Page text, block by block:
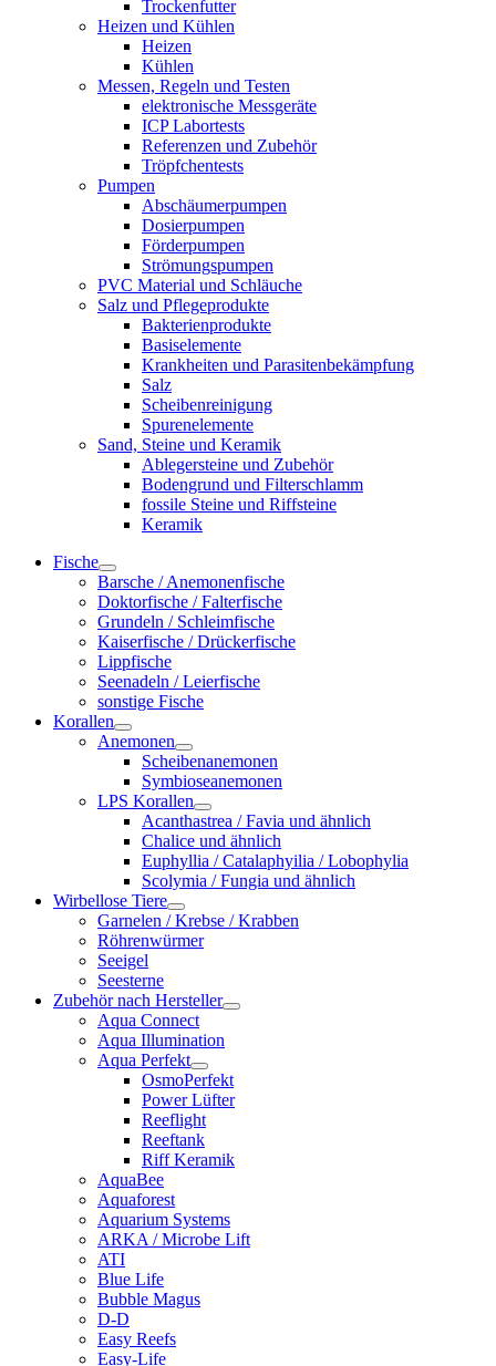
Trockenfutter
Heizen und Kühlen
Heizen
Kühlen
Messen, Regeln und Testen
elektronische Messgeräte
ICP Labortests
Referenzen und Zubehör
Tröpfchentests
Pumpen
Abschäumerpumpen
Dosierpumpen
Förderpumpen
Strömungspumpen
PVC Material und Schläuche
Salz und Pflegeprodukte
Bakterienprodukte
Basiselemente
Krankheiten und Parasitenbekämpfung
Salz
Scheibenreinigung
Spurenelemente
Sand, Steine und Keramik
Ablegersteine und Zubehör
Bodengrund und Filterschlamm
fossile Steine und Riffsteine
Keramik
Fische
Barsche / Anemonenfische
Doktorfische / Falterfische
Grundeln / Schleimfische
Kaiserfische / Drückerfische
Lippfische
Seenadeln / Leierfische
sonstige Fische
Korallen
Anemonen
Scheibenanemonen
Symbioseanemonen
LPS Korallen
Acanthastrea / Favia und ähnlich
Chalice und ähnlich
Euphyllia / Catalaphyilia / Lobophylia
Scolymia / Fungia und ähnlich
Wirbellose Tiere
Garnelen / Krebse / Krabben
Röhrenwürmer
Seeigel
Seesterne
Zubehör nach Hersteller
Aqua Connect
Aqua Illumination
Aqua Perfekt
OsmoPerfekt
Power Lüfter
Reeflight
Reeftank
Riff Keramik
AquaBee
Aquaforest
Aquarium Systems
ARKA / Microbe Lift
ATI
Blue Life
Bubble Magus
D-D
Easy Reefs
Easy-Life